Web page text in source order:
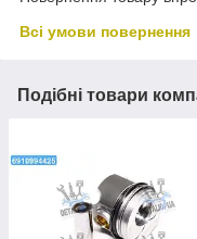
Всі умови повернення
Подібні товари